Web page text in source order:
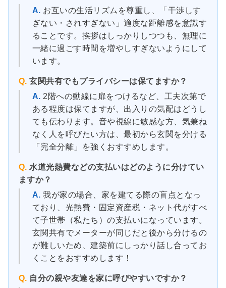
A. お互いの生活リズムを尊重し、「干渉しす
ぎない・されすぎない」適度な距離感を意識す
ることです。挨拶はしっかりしつつも、無理に
一緒に過ごす時間を増やしすぎないようにして
います。
Q. 玄関共有でもプライバシーは保てますか？
A. 2階への動線に扉をつけるなど、工夫次第で
ある程度は保てますが、出入りの気配はどうし
ても伝わります。音や視線に敏感な方、気兼ね
なく人を呼びたい方は、最初から玄関を分ける
「完全分離」を強くおすすめします。
Q. 水道光熱費などの支払いはどのように分けてい
ますか？
A. 我が家の場合、家を建てる際の盲点となっ
ており、光熱費・固定資産税・ネット代がすべ
て子世帯（私たち）の支払いになっています。
玄関共有でメーターが同じだと後から分けるの
が難しいため、建築前にしっかり話し合ってお
くことをおすすめします！
Q. 自分の親や友達を家に呼びやすいですか？